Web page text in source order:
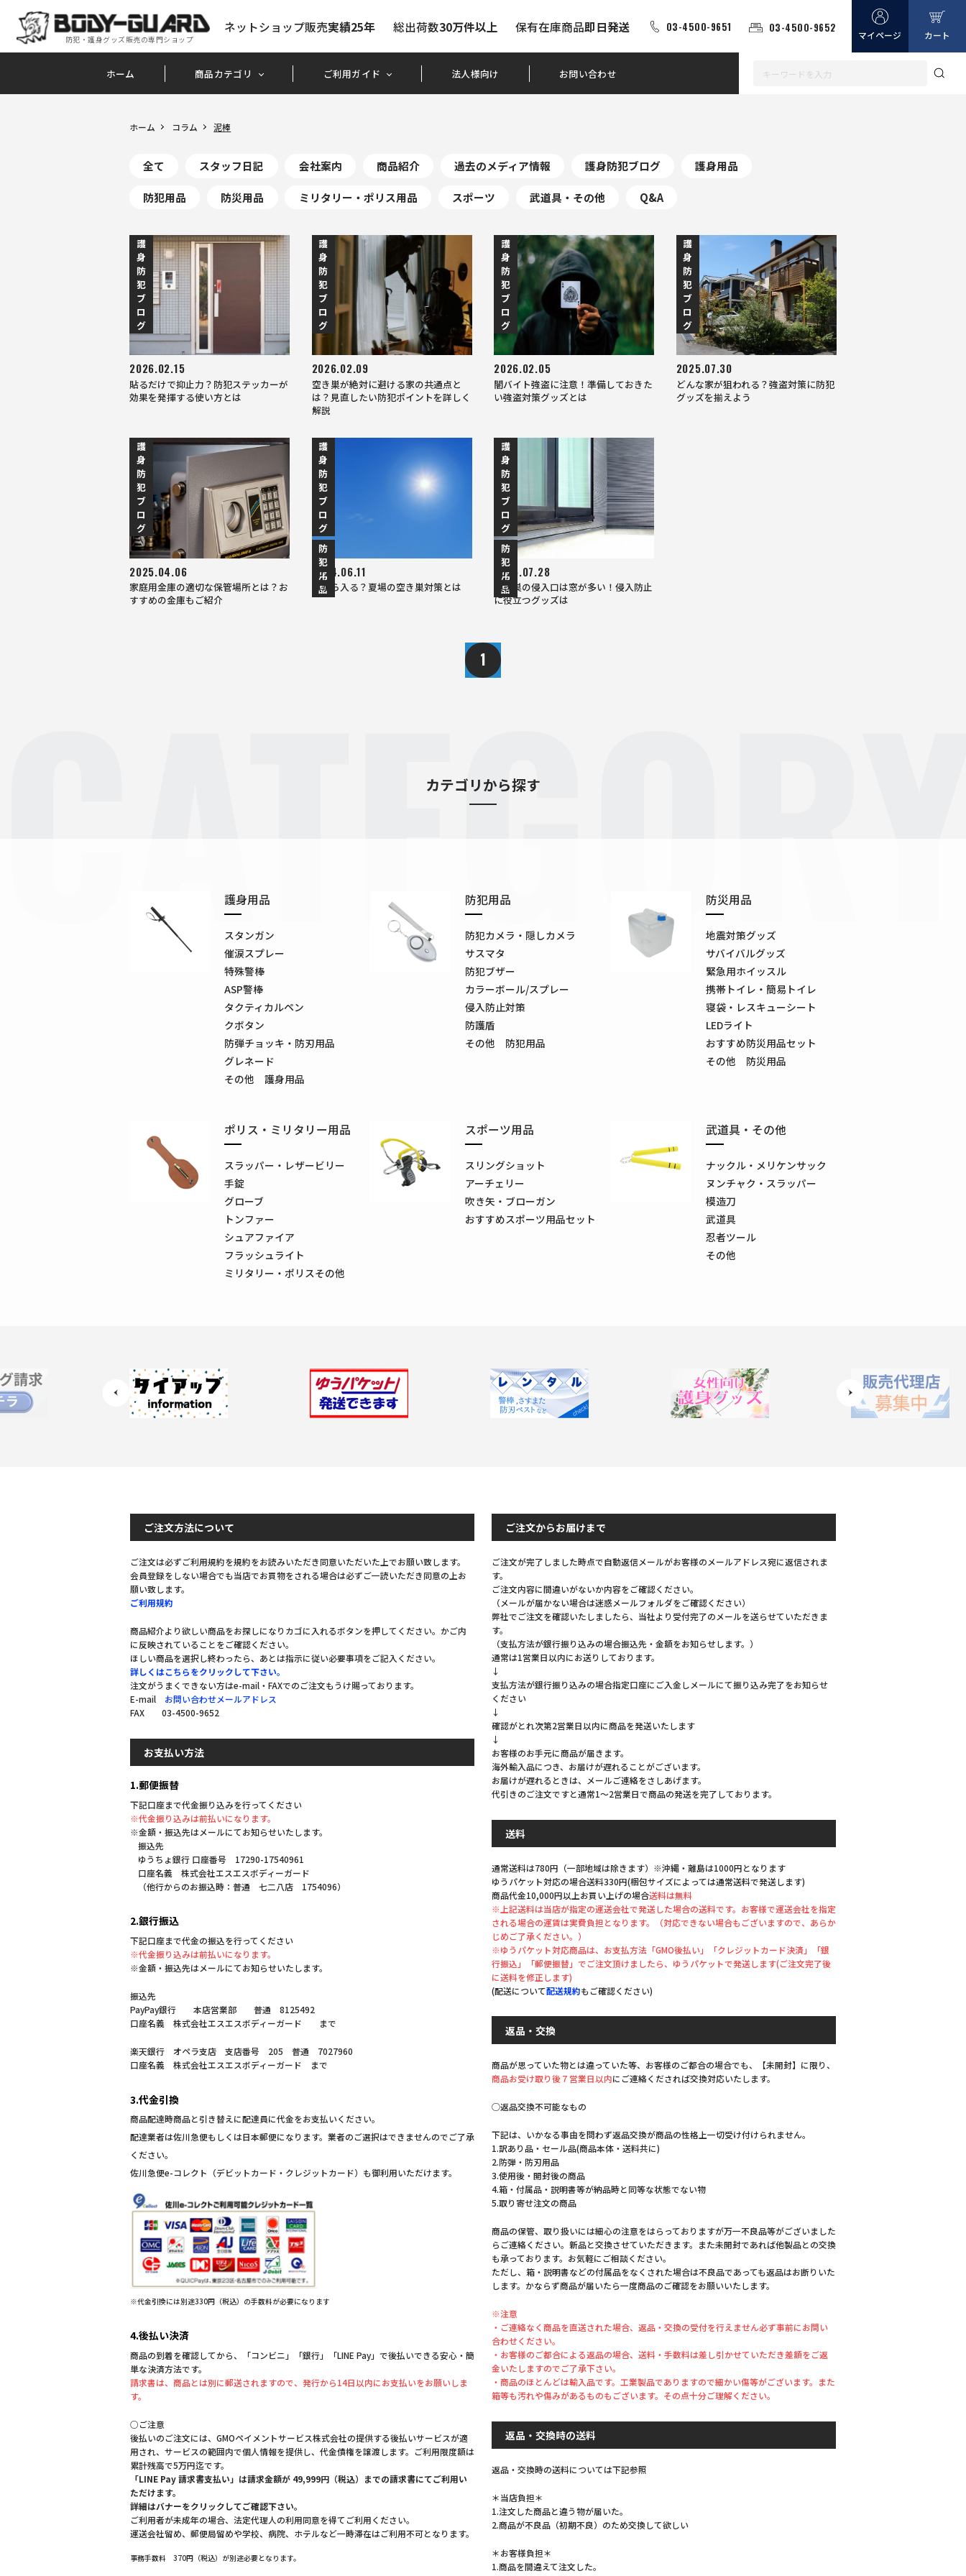
防犯・護身グッズ販売の専門ショップ
ネットショップ販売実績25年 総出荷数30万件以上 保有在庫商品即日発送 03-4500-9651 03-4500-9652
マイページ カート
ホーム 商品カテゴリ ご利用ガイド 法人様向け お問い合わせ
ホーム コラム 泥棒
全て スタッフ日記 会社案内 商品紹介 過去のメディア情報 護身防犯ブログ 護身用品
防犯用品 防災用品 ミリタリー・ポリス用品 スポーツ 武道具・その他 Q&A
護
身
防
犯
ブ
ロ
グ
2026.02.15
貼るだけで抑止力？防犯ステッカーが
効果を発揮する使い方とは
護
身
防
犯
ブ
ロ
グ
2026.02.09
空き巣が絶対に避ける家の共通点と
は？見直したい防犯ポイントを詳しく
解説
護
身
防
犯
ブ
ロ
グ
2026.02.05
闇バイト強盗に注意！準備しておきた
い強盗対策グッズとは
護
身
防
犯
ブ
ロ
グ
2025.07.30
どんな家が狙われる？強盗対策に防犯
グッズを揃えよう
護
身
防
犯
ブ
ロ
グ
2025.04.06
家庭用金庫の適切な保管場所とは？お
すすめの金庫もご紹介
護
身
防
犯
ブ
ロ
グ
防
犯
用
品
2024.06.11
窓から入る？夏場の空き巣対策とは
護
身
防
犯
ブ
ロ
グ
防
犯
用
品
2025.07.28
空き巣の侵入口は窓が多い！侵入防止
に役立つグッズは
1
カテゴリから探す
護身用品
スタンガン
催涙スプレー
特殊警棒
ASP警棒
タクティカルペン
クボタン
防弾チョッキ・防刃用品
グレネード
その他 護身用品
防犯用品
防犯カメラ・隠しカメラ
サスマタ
防犯ブザー
カラーボール/スプレー
侵入防止対策
防護盾
その他 防犯用品
防災用品
地震対策グッズ
サバイバルグッズ
緊急用ホイッスル
携帯トイレ・簡易トイレ
寝袋・レスキューシート
LEDライト
おすすめ防災用品セット
その他 防災用品
ポリス・ミリタリー用品
スラッパー・レザービリー
手錠
グローブ
トンファー
シュアファイア
フラッシュライト
ミリタリー・ポリスその他
スポーツ用品
スリングショット
アーチェリー
吹き矢・ブローガン
おすすめスポーツ用品セット
武道具・その他
ナックル・メリケンサック
ヌンチャク・スラッパー
模造刀
武道具
忍者ツール
その他
Next
ご注文方法について
ご注文は必ずご利用規約を規約をお読みいただき同意いただいた上でお願い致します。
会員登録をしない場合でも当店でお買物をされる場合は必ずご一読いただき同意の上お
願い致します。
ご利用規約
商品紹介より欲しい商品をお探しになりカゴに入れるボタンを押してください。かご内
に反映されていることをご確認ください。
ほしい商品を選択し終わったら、あとは指示に従い必要事項をご記入ください。
詳しくはこちらをクリックして下さい。
注文がうまくできない方はe-mail・FAXでのご注文もうけ賜っております。
E-mail お問い合わせメールアドレス
FAX 03-4500-9652
お支払い方法
1.郵便振替
下記口座まで代金振り込みを行ってください
※代金振り込みは前払いになります。
※金額・振込先はメールにてお知らせいたします。
振込先
ゆうちょ銀行 口座番号 17290-17540961
口座名義 株式会社エスエスボディーガード
（他行からのお振込時：普通 七二八店 1754096）
2.銀行振込
下記口座まで代金の振込を行ってください
※代金振り込みは前払いになります。
※金額・振込先はメールにてお知らせいたします。
振込先
PayPay銀行 本店営業部 普通 8125492
口座名義 株式会社エスエスボディーガード まで
楽天銀行 オペラ支店 支店番号 205 普通 7027960
口座名義 株式会社エスエスボディーガード まで
3.代金引換
商品配達時商品と引き替えに配達員に代金をお支払いください。
配達業者は佐川急便もしくは日本郵便になります。業者のご選択はできませんのでご了承
ください。
佐川急便e-コレクト（デビットカード・クレジットカード）も御利用いただけます。
※代金引換には別途330円（税込）の手数料が必要になります
4.後払い決済
商品の到着を確認してから、「コンビニ」「銀行」「LINE Pay」で後払いできる安心・簡
単な決済方法です。
請求書は、商品とは別に郵送されますので、発行から14日以内にお支払いをお願いしま
す。
○ご注意
後払いのご注文には、GMOペイメントサービス株式会社の提供する後払いサービスが適
用され、サービスの範囲内で個人情報を提供し、代金債権を譲渡します。ご利用限度額は
累計残高で5万円迄です。
「LINE Pay 請求書支払い」は請求金額が 49,999円（税込）までの請求書にてご利用い
ただけます。
詳細はバナーをクリックしてご確認下さい。
ご利用者が未成年の場合、法定代理人の利用同意を得てご利用ください。
運送会社留め、郵便局留めや学校、病院、ホテルなど一時滞在はご利用不可となります。
事務手数料 370円（税込）が別途必要となります。
ご注文からお届けまで
ご注文が完了しました時点で自動返信メールがお客様のメールアドレス宛に返信されま
す。
ご注文内容に間違いがないか内容をご確認ください。
（メールが届かない場合は迷惑メールフォルダをご確認ください）
弊社でご注文を確認いたしましたら、当社より受付完了のメールを送らせていただきま
す。
（支払方法が銀行振り込みの場合振込先・金額をお知らせします。）
通常は1営業日以内にお送りしております。
↓
支払方法が銀行振り込みの場合指定口座にご入金しメールにて振り込み完了をお知らせ
ください
↓
確認がとれ次第2営業日以内に商品を発送いたします
↓
お客様のお手元に商品が届きます。
海外輸入品につき、お届けが遅れることがございます。
お届けが遅れるときは、メールご連絡をさしあげます。
代引きのご注文ですと通常1～2営業日で商品の発送を完了しております。
送料
通常送料は780円（一部地域は除きます）※沖縄・離島は1000円となります
ゆうパケット対応の場合送料330円(梱包サイズによっては通常送料で発送します)
商品代金10,000円以上お買い上げの場合送料は無料
※上記送料は当店が指定の運送会社で発送した場合の送料です。お客様で運送会社を指定
される場合の運賃は実費負担となります。（対応できない場合もございますので、あらか
じめご了承ください。）
※ゆうパケット対応商品は、お支払方法「GMO後払い」「クレジットカード決済」「銀
行振込」「郵便振替」でご注文頂けましたら、ゆうパケットで発送します(ご注文完了後
に送料を修正します)
(配送について配送規約もご確認ください)
返品・交換
商品が思っていた物とは違っていた等、お客様のご都合の場合でも、【未開封】に限り、
商品お受け取り後７営業日以内にご連絡くだされば交換対応いたします。
◯返品交換不可能なもの
下記は、いかなる事由を問わず返品交換が商品の性格上一切受け付けられません。
1.訳あり品・セール品(商品本体・送料共に)
2.防弾・防刃用品
3.使用後・開封後の商品
4.箱・付属品・説明書等が納品時と同等な状態でない物
5.取り寄せ注文の商品
商品の保管、取り扱いには細心の注意をはらっておりますが万一不良品等がございました
らご連絡ください。新品と交換させていただきます。また未開封であれば他製品との交換
も承っております。お気軽にご相談ください。
ただし、箱・説明書などの付属品をなくされた場合は不良品であっても返品はお断りいた
します。かならず商品が届いたら一度商品のご確認をお願いいたします。
※注意
・ご連絡なく商品を直送された場合、返品・交換の受付を行えません必ず事前にお問い
合わせください。
・お客様のご都合による返品の場合、送料・手数料は差し引かせていただき差額をご返
金いたしますのでご了承下さい。
・商品のほとんどは輸入品です。工業製品でありますので細かい傷等がございます。また
箱等も汚れや傷みがあるものもございます。その点十分ご理解ください。
返品・交換時の送料
返品・交換時の送料については下記参照
＊当店負担＊
1.注文した商品と違う物が届いた。
2.商品が不良品（初期不良）のため交換して欲しい
＊お客様負担＊
1.商品を間違えて注文した。